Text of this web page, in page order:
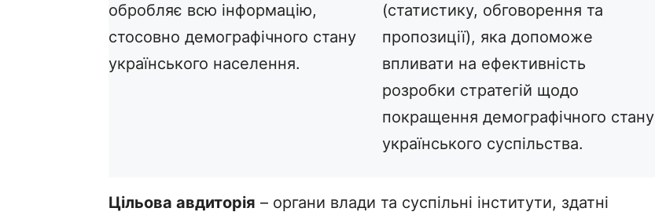
обробляє всю інформацію,
стосовно демографічного стану
українського населення.
(статистику, обговорення та
пропозиції), яка допоможе
впливати на ефективність
розробки стратегій щодо
покращення демографічного стану
українського суспільства.
Цільова авдиторія – органи влади та суспільні інститути, здатні